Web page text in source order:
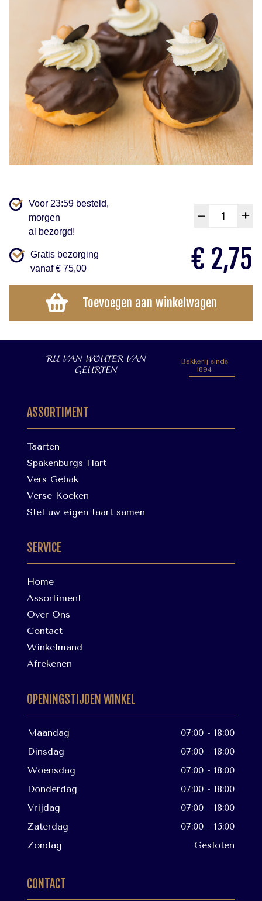
Voor 23:59 besteld,
morgen
al bezorgd!
Gratis bezorging
vanaf € 75,00
– +
€ 2,75
Toevoegen aan winkelwagen
RU VAN WOUTER VAN
GEURTEN
Bakkerij sinds
1894
ASSORTIMENT
Taarten
Spakenburgs Hart
Vers Gebak
Verse Koeken
Stel uw eigen taart samen
SERVICE
Home
Assortiment
Over Ons
Contact
Winkelmand
Afrekenen
OPENINGSTIJDEN WINKEL
Maandag
07:00 - 18:00
Dinsdag
07:00 - 18:00
Woensdag
07:00 - 18:00
Donderdag
07:00 - 18:00
Vrijdag
07:00 - 18:00
Zaterdag
07:00 - 15:00
Zondag
Gesloten
CONTACT